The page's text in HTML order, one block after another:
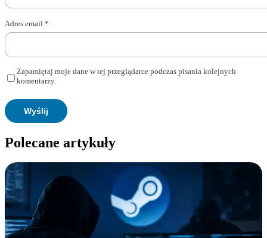
Adres email *
Zapamiętaj moje dane w tej przeglądarce podczas pisania kolejnych
komentarzy.
Polecane artykuły